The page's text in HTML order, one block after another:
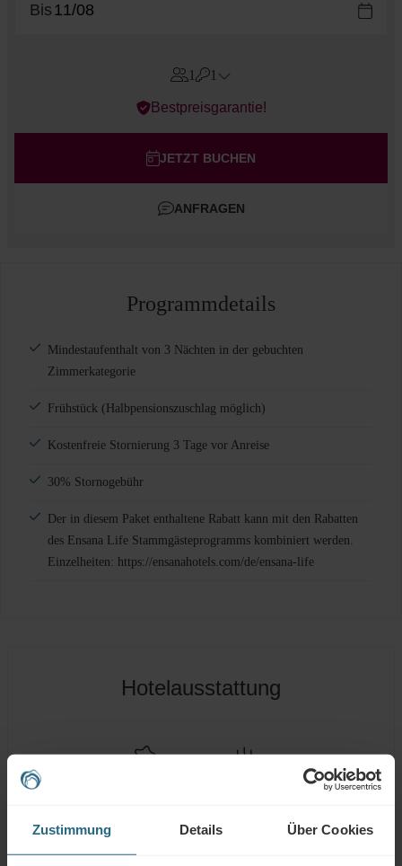
Zustimmung Details Über Cookies
Bis
1 1
Errors?
Kinder
Bestpreisgarantie!
JETZT BUCHEN
ANFRAGEN
Programmdetails
Mindestaufenthalt von 3 Nächten in der gebuchten
Zimmerkategorie
Frühstück (Halbpensionszuschlag möglich)
Kostenfreie Stornierung 3 Tage vor Anreise
30% Stornogebühr
Der in diesem Paket enthaltene Rabatt kann mit den Rabatten
des Ensana Life Stammgästeprogramms kombiniert werden.
Einzelheiten: https://ensanahotels.com/de/ensana-life
Hotelausstattung